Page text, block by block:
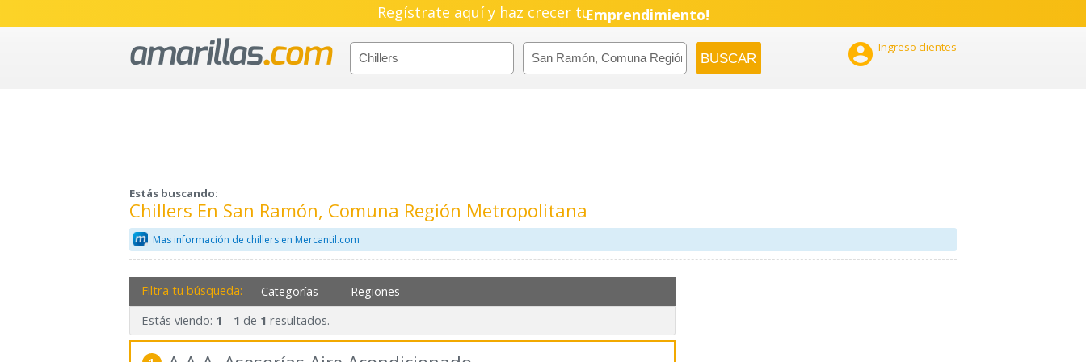
Regístrate aquí y haz crecer tuEmprendimiento!
 Ingreso clientes
Estás buscando:
Chillers En San Ramón, Comuna Región Metropolitana
Mas información de chillers en Mercantil.com
Filtra tu búsqueda: Categorías Regiones
Estás viendo: 1 - 1 de 1 resultados.